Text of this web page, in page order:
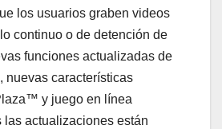
los usuarios graben videos
continuo o de detención de
funciones actualizadas de
nuevas características
y juego en línea
las actualizaciones están